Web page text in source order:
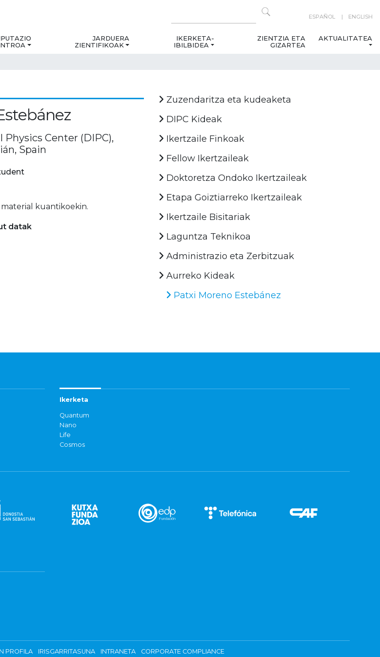
ESPAÑOL ENGLISH
JARDUERA
ZIENTIFIKOAK
IKERKETA-
IBILBIDEA
ZIENTZIA ETA
GIZARTEA
AKTUALITATEA
Center (DIPC),
Spain
kuantikoekin.
datak
Zuzendaritza eta kudeaketa
DIPC Kideak
Ikertzaile Finkoak
Fellow Ikertzaileak
Doktoretza Ondoko Ikertzaileak
Etapa Goiztiarreko Ikertzaileak
Ikertzaile Bisitariak
Laguntza Teknikoa
Administrazio eta Zerbitzuak
Aurreko Kideak
Patxi Moreno Estebánez
Ikerketa
Quantum
Nano
Life
Cosmos
PROFILA IRISGARRITASUNA INTRANETA CORPORATE COMPLIANCE